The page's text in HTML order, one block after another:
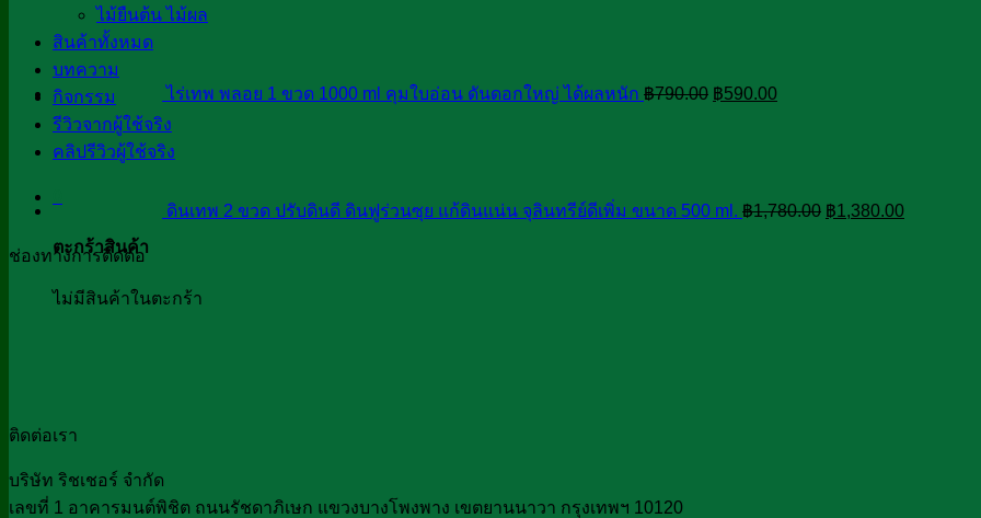
ไม้ยืนต้น ไม้ผล
สินค้าทั้งหมด
บทความ
กิจกรรม
รีวิวจากผู้ใช้จริง
คลิปรีวิวผู้ใช้จริง
ตะกร้าสินค้า
ไม่มีสินค้าในตะกร้า
ไร่เทพ พลอย 1 ขวด 1000 ml คุมใบอ่อน ดันดอกใหญ่ ได้ผลหนัก ฿790.00 ฿790.00.
฿590.00
ดินเทพ 2 ขวด ปรับดินดี ดินฟูร่วนซุย แก้ดินแน่น จุลินทรีย์ดีเพิ่ม ขนาด 500 ml. ฿1,780.00 ฿1,780.00.
฿1,380.00
ช่องทางการติดต่อ
ติดต่อเรา
บริษัท ริชเชอร์ จำกัด
เลขที่ 1 อาคารมนต์พิชิต ถนนรัชดาภิเษก แขวงบางโพงพาง เขตยานนาวา กรุงเทพฯ 10120